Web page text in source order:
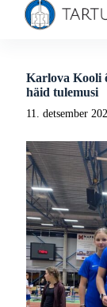
Karlova Kooli
häid tulemusi
11. detsember